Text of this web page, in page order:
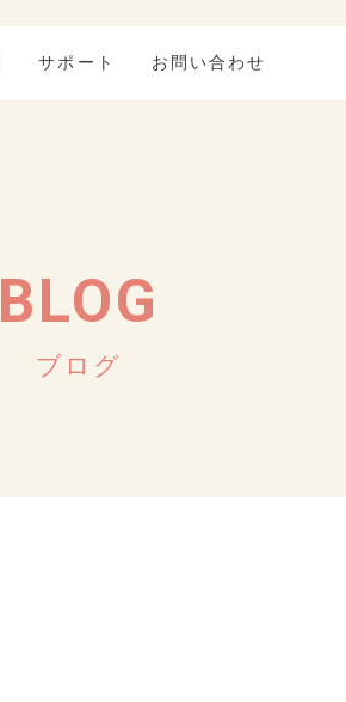
サポート お問い合わせ
BLOG
ブログ